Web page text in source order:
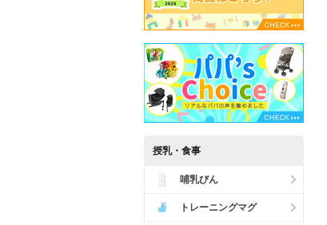
授乳・食事
哺乳びん
トレーニングマグ